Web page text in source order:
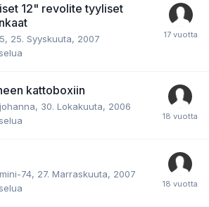
12" revolite tyyliset
25. Syyskuuta, 2007
kattoboxiin
30. Lokakuuta, 2006
74, 27. Marraskuuta, 2007